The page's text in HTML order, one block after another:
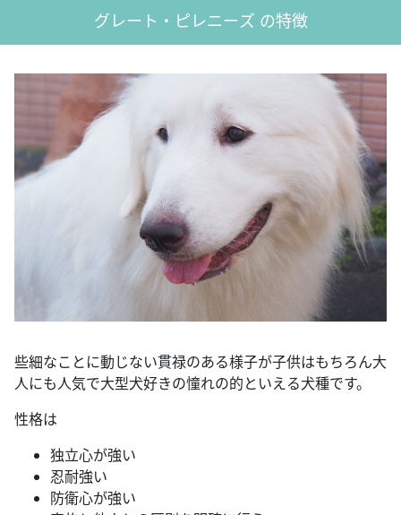
グレート・ピレニーズ の特徴
些細なことに動じない貫禄のある様子が子供はもちろん大
人にも人気で大型犬好きの憧れの的といえる犬種です。
性格は
独立心が強い
忍耐強い
防衛心が強い